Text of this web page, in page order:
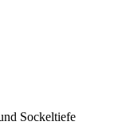
Sockeltiefe